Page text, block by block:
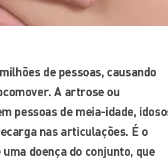
de pessoas, causando
A artrose ou
pessoas de meia-idade,
nas articulações. É o
doença do conjunto, que